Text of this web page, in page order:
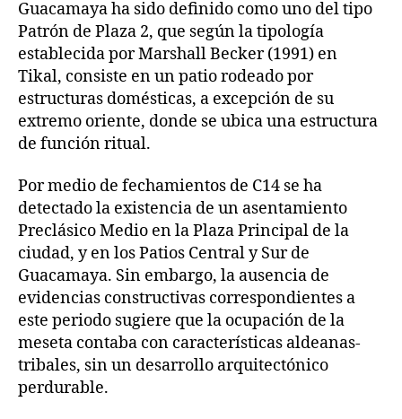
Guacamaya ha sido definido como uno del tipo
Patrón de Plaza 2, que según la tipología
establecida por Marshall Becker (1991) en
Tikal, consiste en un patio rodeado por
estructuras domésticas, a excepción de su
extremo oriente, donde se ubica una estructura
de función ritual.
Por medio de fechamientos de C14 se ha
detectado la existencia de un asentamiento
Preclásico Medio en la Plaza Principal de la
ciudad, y en los Patios Central y Sur de
Guacamaya. Sin embargo, la ausencia de
evidencias constructivas correspondientes a
este periodo sugiere que la ocupación de la
meseta contaba con características aldeanas-
tribales, sin un desarrollo arquitectónico
perdurable.